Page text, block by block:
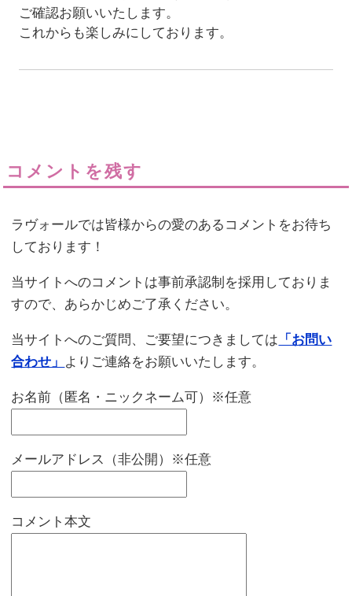
ご確認お願いいたします。
これからも楽しみにしております。
コメントを残す
ラヴォールでは皆様からの愛のあるコメントをお待ち
しております！
当サイトへのコメントは事前承認制を採用しておりま
すので、あらかじめご了承ください。
当サイトへのご質問、ご要望につきましては 「お問い
合わせ」 よりご連絡をお願いいたします。
お名前（匿名・ニックネーム可）※任意
メールアドレス（非公開）※任意
コメント本文